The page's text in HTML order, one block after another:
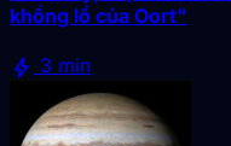
khổng lồ của Oort"
bolt 3 min